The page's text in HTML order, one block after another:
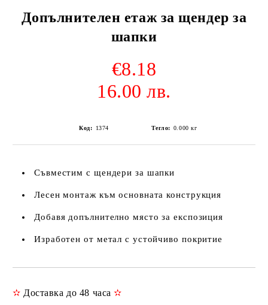
Допълнителен етаж за щендер за
шапки
€8.18
16.00 лв.
Код: 1374 Тегло: 0.000 кг
Съвместим с щендери за шапки
Лесен монтаж към основната конструкция
Добавя допълнително място за експозиция
Изработен от метал с устойчиво покритие
✫ Доставка до 48 часа✫